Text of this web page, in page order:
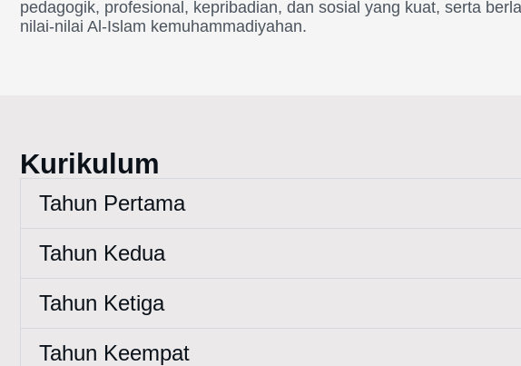
pedagogik, profesional, kepribadian, dan sosial yang kuat, serta
nilai-nilai Al-Islam kemuhammadiyahan.
Kurikulum
Tahun Pertama
Tahun Kedua
Tahun Ketiga
Tahun Keempat